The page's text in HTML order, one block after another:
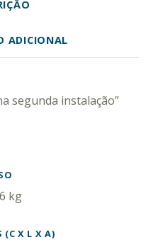
ADICIONAL
segunda instalação”
kg
(C X L X A)